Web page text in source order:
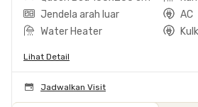
Jendela arah luar
AC
Water Heater
Lihat Detail
Jadwalkan Visit